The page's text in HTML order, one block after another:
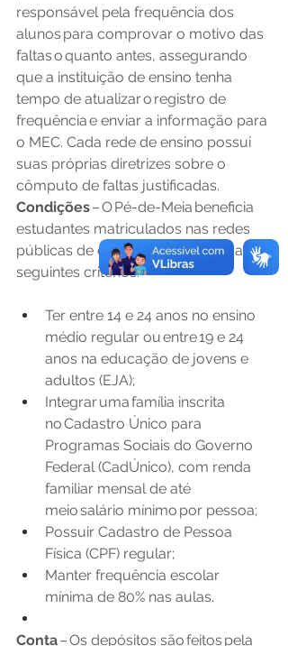
responsável pela frequência dos
alunos para comprovar o motivo das
faltas o quanto antes, assegurando
que a instituição de ensino tenha
tempo de atualizar o registro de
frequência e enviar a informação para
o MEC. Cada rede de ensino possui
suas próprias diretrizes sobre o
cômputo de faltas justificadas.
Condições – O Pé-de-Meia beneficia
estudantes matriculados nas redes
públicas de ensino que atendem aos
seguintes critérios:
Ter entre 14 e 24 anos no ensino
médio regular ou entre 19 e 24
anos na educação de jovens e
adultos (EJA);
Integrar uma família inscrita
no Cadastro Único para
Programas Sociais do Governo
Federal (CadÚnico), com renda
familiar mensal de até
meio salário mínimo por pessoa;
Possuir Cadastro de Pessoa
Física (CPF) regular;
Manter frequência escolar
mínima de 80% nas aulas.
Conta – Os depósitos são feitos pela